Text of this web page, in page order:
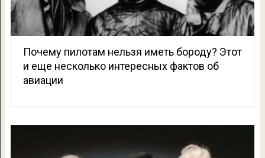
Почему пилотам нельзя иметь бороду? Этот
и еще несколько интересных фактов об
авиации